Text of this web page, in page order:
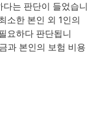
는 판단이 들었습니
소한 본인 외 1인의
요하다 판단됩니
과 본인의 보험 비용